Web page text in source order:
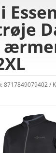
8717849079402